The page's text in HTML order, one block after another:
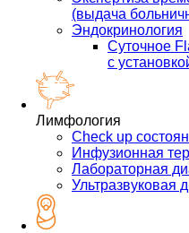
(выдача
Эндокринология
Суточное
с
Лимфология
Check up
Инфузионная
Лабораторная
Ультразвуковая